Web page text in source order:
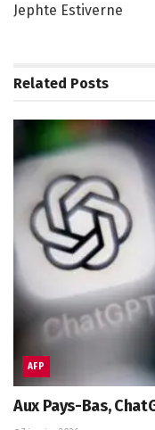
Jephte Estiverne
Related Posts
AFP
Aux Pays-Bas,